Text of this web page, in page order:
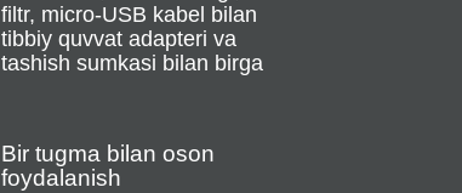
filtr, micro-USB kabel bilan
tibbiy quvvat adapteri va
tashish sumkasi bilan birga
Bir tugma bilan oson
foydalanish